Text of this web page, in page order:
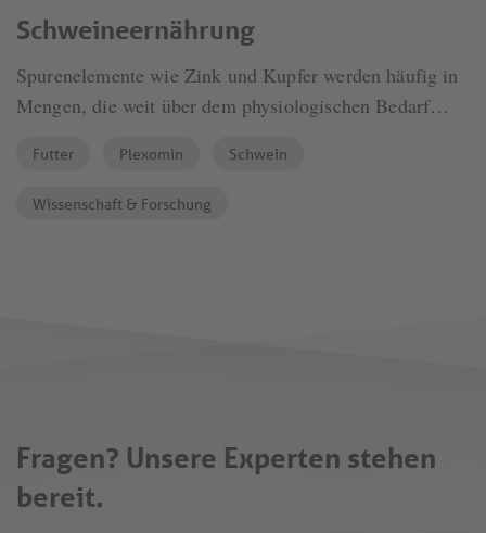
Schweineernährung
Spurenelemente wie Zink und Kupfer werden häufig in
Mengen, die weit über dem physiologischen Bedarf
Leistungsfähigkeit zu verbessern bzw. um Durchfälle
nach dem Absetzen zu verhindern. Der Nachteil liegt
Futter Plexomin Schwein
Wissenschaft & Forschung
Fragen? Unsere Experten stehen
bereit.